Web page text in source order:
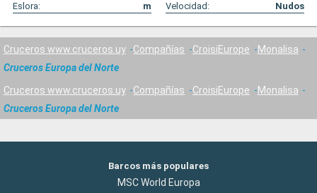
Eslora:
m Velocidad: Nudos
Cruceros www.cruceros.uy Compañías CroisiEurope
Monalisa
Cruceros Europa del Norte
Cruceros www.cruceros.uy Compañías CroisiEurope
Monalisa
Cruceros Europa del Norte
Barcos más populares
MSC World Europa